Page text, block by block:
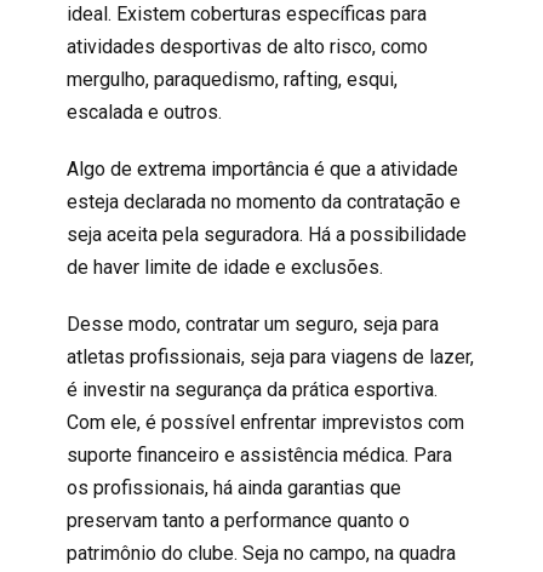
ideal. Existem coberturas específicas para
atividades desportivas de alto risco, como
mergulho, paraquedismo, rafting, esqui,
escalada e outros.
Algo de extrema importância é que a atividade
esteja declarada no momento da contratação e
seja aceita pela seguradora. Há a possibilidade
de haver limite de idade e exclusões.
Desse modo, contratar um seguro, seja para
atletas profissionais, seja para viagens de lazer,
é investir na segurança da prática esportiva.
Com ele, é possível enfrentar imprevistos com
suporte financeiro e assistência médica. Para
os profissionais, há ainda garantias que
preservam tanto a performance quanto o
patrimônio do clube. Seja no campo, na quadra